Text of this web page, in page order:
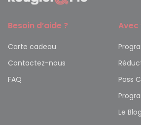
Besoin d’aide ?
Carte cadeau
Contactez-nous
FAQ
Avec
Pass
Le